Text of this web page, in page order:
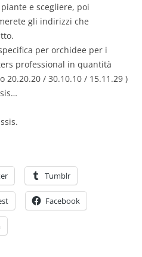
e scegliere, poi
gli indirizzi che
per orchidee per i
professional in quantità
/ 30.10.10 / 15.11.29 )
Tumblr
Facebook